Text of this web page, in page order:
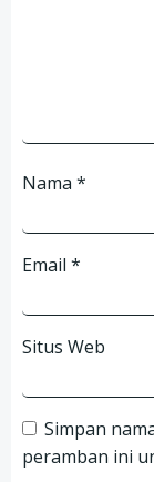
Nama *
Email *
Situs Web
Simpan
peramban ini